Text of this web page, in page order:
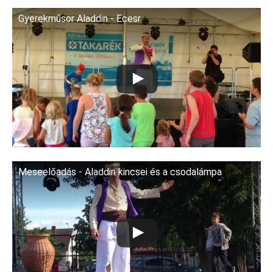
Gyerekműsor Aladdin - Ecesr
Meseelőadás - Aladdin kincsei és a csodalámpa